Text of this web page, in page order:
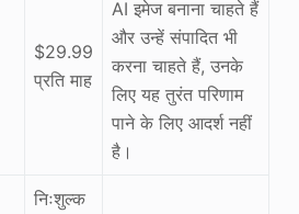
$29.99
प्रति माह
AI इमेज बनाना चाहते हैं
और उन्हें संपादित भी
करना चाहते हैं, उनके
लिए यह तुरंत परिणाम
पाने के लिए आदर्श नहीं
है।
निःशुल्क